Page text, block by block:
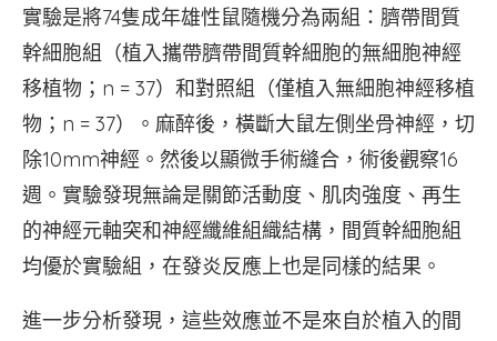
實驗是將74隻成年雄性鼠隨機分為兩組：臍帶間質
幹細胞組（植入攜帶臍帶間質幹細胞的無細胞神經
移植物；n = 37）和對照組（僅植入無細胞神經移植
物；n = 37）。麻醉後，橫斷大鼠左側坐骨神經，切
除10mm神經。然後以顯微手術縫合，術後觀察16
週。實驗發現無論是關節活動度、肌肉強度、再生
的神經元軸突和神經纖維組織結構，間質幹細胞組
均優於實驗組，在發炎反應上也是同樣的結果。
進一步分析發現，這些效應並不是來自於植入的間